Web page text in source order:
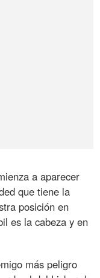
a aparecer
que tiene la
posición en
es la cabeza y en
más peligro